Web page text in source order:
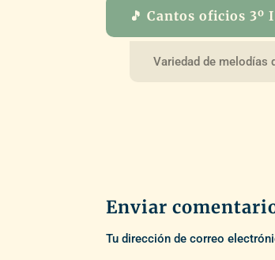
🎵 Cantos oficios 3º I
Variedad de melodías
Enviar
Tu dirección de correo